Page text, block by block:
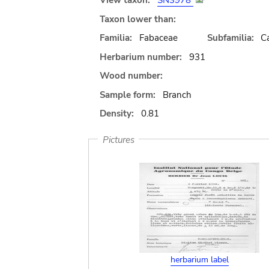
Taxon lower than:
Familia:
Fabaceae Subfamilia:
Herbarium number:
931
Wood number:
Sample form:
Branch
Density:
0.81
Pictures
herbarium label